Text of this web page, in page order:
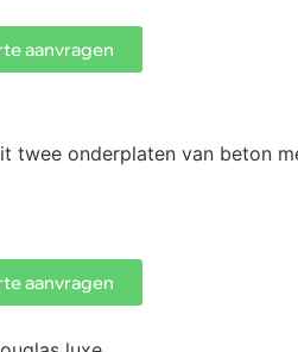
aanvragen
onderplaten van beton
aanvragen